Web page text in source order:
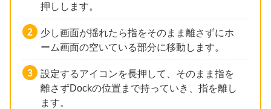
押しします。
少し画面が揺れたら指をそのまま離さずにホ
ーム画面の空いている部分に移動します。
設定するアイコンを長押して、そのまま指を
離さずDockの位置まで持っていき、指を離し
ます。